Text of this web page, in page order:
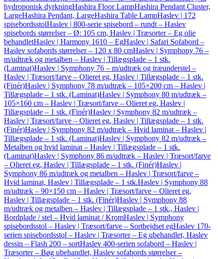
hydroponisk dyrkningHashira Floor LampHashira Pendant Cluster,
LargeHashira Pendant, LargeHashira Table LampHaslev | 172
spisebordsstolHaslev | 800-serie spisebord – rundt – Haslev
spisebords størrelser – Ø: 105 cm, Haslev | Træsorter – Eg olie
behandletHaslev | Harmony 1610 – EgHaslev | Safari Sofabord –
Haslev sofabords størrelser – 120 x 80 cmHaslev | Symphony 76 –
m/udtræk og metalben – Haslev | Tillægsplade – 1 stk.
(Laminat)Haslev | Symphony 76 – m/udtræk og træunderstel –
Haslev | Træsort/farve – Olieret eg, Haslev | Tillægsplade – 1 stk.
(Finér)Haslev | Symphony 78 m/udtræk – 105×200 cm – Haslev |
Tillægsplade – 1 stk. (Laminat)Haslev | Symphony 80 m/udtræk –
105×160 cm – Haslev | Træsort/farve – Olieret eg, Haslev |
Tillægsplade – 1 stk. (Finér)Haslev | Symphony 82 m/udtræk –
Haslev | Træsort/farve – Olieret eg, Haslev | Tillægsplade – 1 stk.
(Finér)Haslev | Symphony 82 m/udtræk – Hvid laminat – Haslev |
Tillægsplade – 1 stk. (Laminat)Haslev | Symphony 82 m/udtræk –
Metalben og hvid laminat – Haslev | Tillægsplade – 1 stk.
(Laminat)Haslev | Symphony 86 m/udtræk – Haslev | Træsort/farve
– Olieret eg, Haslev | Tillægsplade – 1 stk. (Finér)Haslev |
Symphony 86 m/udtræk og metalben – Haslev | Træsort/farve –
Hvid laminat, Haslev | Tillægsplade – 1 stk.Haslev | Symphony 88
m/udtræk – 90×150 cm – Haslev | Træsort/farve – Olieret eg,
Haslev | Tillægsplade – 1 stk. (Finér)Haslev | Symphony 88
m/udtræk og metalben – Haslev | Tillægsplade – 1 stk., Haslev |
Bordplade / stel – Hvid laminat / KromHaslev | Symphony
spisebordsstol – Haslev | Træsort/farve – Sortbejdset egHaslev 170-
serien spisebordsstol – Haslev | Træsorter – Eg ubehandlet, Haslev
dessin – Flash 200 – sortHaslev 400-serien sofabord – Haslev |
Træsorter – Bøg ubehandlet, Haslev sofabords størrelser –